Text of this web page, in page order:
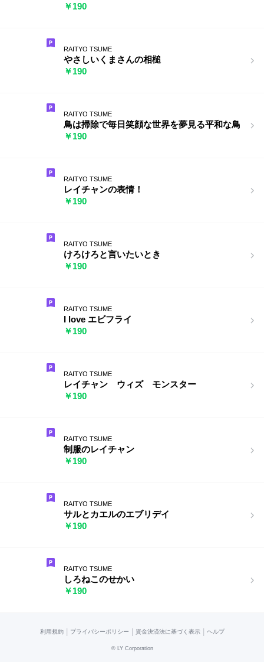
￥190
RAITYO TSUME
やさしいくまさんの相槌
￥190
RAITYO TSUME
鳥は掃除で毎日笑顔な世界を夢見る平和な鳥
￥190
RAITYO TSUME
レイチャンの表情！
￥190
RAITYO TSUME
けろけろと言いたいとき
￥190
RAITYO TSUME
I love エビフライ
￥190
RAITYO TSUME
レイチャン ウィズ モンスター
￥190
RAITYO TSUME
制服のレイチャン
￥190
RAITYO TSUME
サルとカエルのエブリデイ
￥190
RAITYO TSUME
しろねこのせかい
￥190
利用規約 プライバシーポリシー 資金決済法に基づく表示 ヘルプ
© LY Corporation